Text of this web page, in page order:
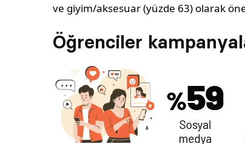
ve giyim/aksesuar (yüzde 63) olarak öne
Öğrenciler